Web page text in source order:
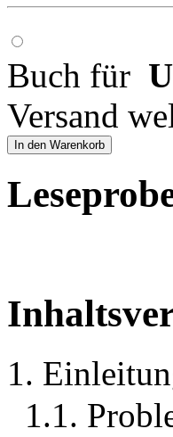
Buch für
Versand
In den Warenkorb
1.
1.1.